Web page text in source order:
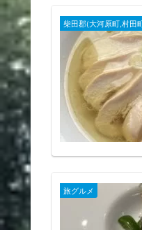
柴田郡(大河原町,村田
旅グルメ